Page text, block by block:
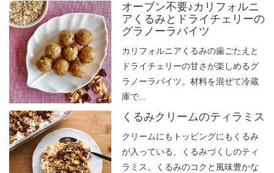
オーブン不要♪カリフォルニ
アくるみとドライチェリーの
グラノーラバイツ
カリフォルニアくるみの歯ごたえと
ドライチェリーの甘さが楽しめるグ
ラノーラバイツ。材料を混ぜて冷蔵
庫で...
くるみクリームのティラミス
クリームにもトッピングにもくるみ
が入っている、くるみづくしのティ
ラミス。くるみのコクと風味豊かな